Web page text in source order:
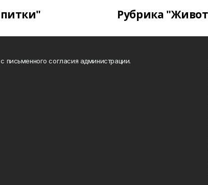
Рубрика
письменного согласия администрации.